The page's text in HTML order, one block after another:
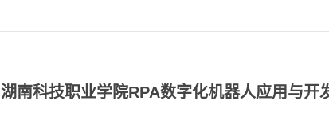
湖南科技职业学院RPA数字化机器人应用与开